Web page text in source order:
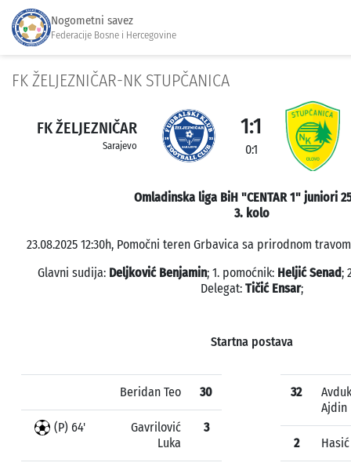
Nogometni savez
Federacije Bosne i Hercegovine
FK ŽELJEZNIČAR-NK STUPČANICA
FK ŽELJEZNIČAR
Sarajevo
1:1
0:1
Omladinska liga BiH "CENTAR 1" juniori
3. kolo
23.08.2025 12:30h, Pomočni teren Grbavica sa prirodnom
Glavni sudija: Deljković Benjamin; 1. pomoćnik: Heljić Senad;
Delegat: Tičić Ensar;
Startna postava
Beridan Teo 30
(P) 64'
Gavrilović
Luka
3
32
Ajdin
2